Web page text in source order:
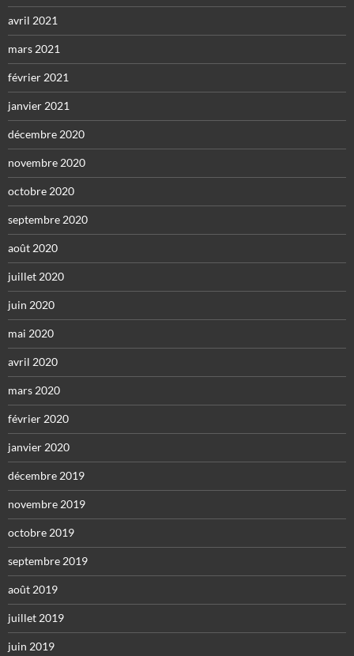
avril 2021
mars 2021
février 2021
janvier 2021
décembre 2020
novembre 2020
octobre 2020
septembre 2020
août 2020
juillet 2020
juin 2020
mai 2020
avril 2020
mars 2020
février 2020
janvier 2020
décembre 2019
novembre 2019
octobre 2019
septembre 2019
août 2019
juillet 2019
juin 2019